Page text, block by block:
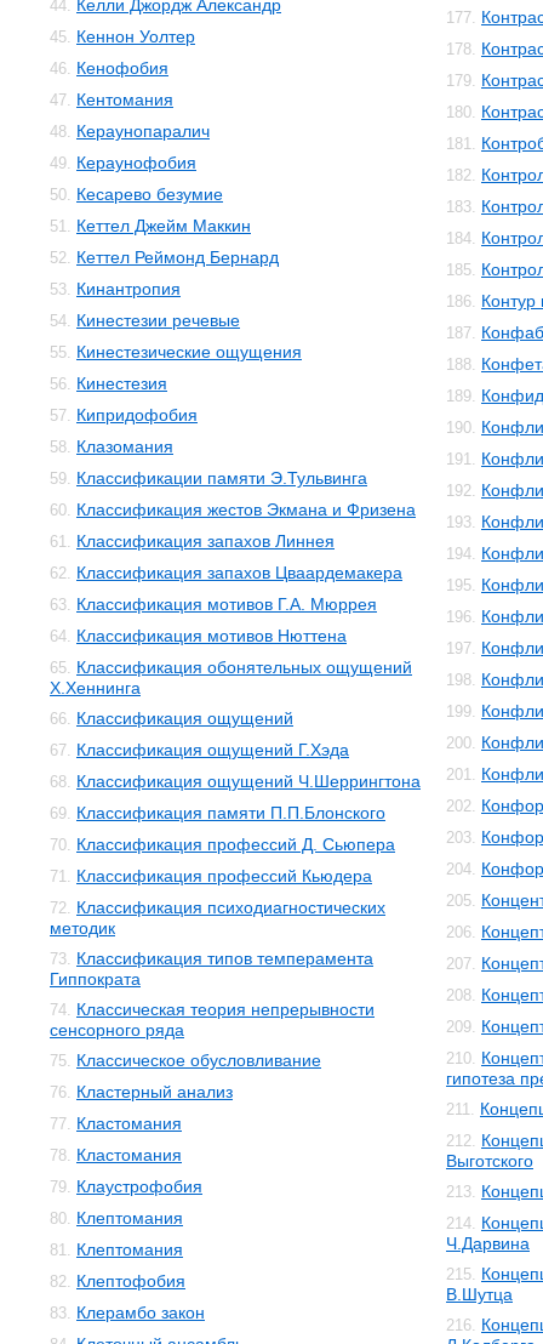
44. Келли Джордж Александр
45. Кеннон Уолтер
46. Кенофобия
47. Кентомания
48. Кераунопаралич
49. Кераунофобия
50. Кесарево безумие
51. Кеттел Джейм Маккин
52. Кеттел Реймонд Бернард
53. Кинантропия
54. Кинестезии речевые
55. Кинестезические ощущения
56. Кинестезия
57. Кипридофобия
58. Клазомания
59. Классификации памяти Э.Тульвинга
60. Классификация жестов Экмана и Фризена
61. Классификация запахов Линнея
62. Классификация запахов Цваардемакера
63. Классификация мотивов Г.А. Мюррея
64. Классификация мотивов Нюттена
65. Классификация обонятельных ощущений
Х.Хеннинга
66. Классификация ощущений
67. Классификация ощущений Г.Хэда
68. Классификация ощущений Ч.Шеррингтона
69. Классификация памяти П.П.Блонского
70. Классификация профессий Д. Сьюпера
71. Классификация профессий Кьюдера
72. Классификация психодиагностических
методик
73. Классификация типов темперамента
Гиппократа
74. Классическая теория непрерывности
сенсорного ряда
75. Классическое обусловливание
76. Кластерный анализ
77. Кластомания
78. Кластомания
79. Клаустрофобия
80. Клептомания
81. Клептомания
82. Клептофобия
83. Клерамбо закон
177.
178.
179.
180.
181.
182.
183.
184.
185.
186. Контур
187.
188.
189.
190.
191.
192.
193.
194.
195.
196.
197.
198.
199.
200.
201.
202.
203.
204.
205.
206.
207.
208.
209.
210.
гипотеза
211.
212.
Выготского
213.
214.
Ч.Дарвина
215.
В.Шутца
216.